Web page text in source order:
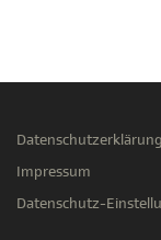
Datenschutzerklärung
Impressum
Datenschutz-